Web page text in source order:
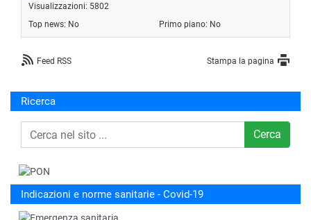
Ricerca
Cerca
Indicazioni e norme sanitarie - Covid-19
Visualizzazioni: 5802
Top news: No
Primo piano: No
Feed RSS Stampa la pagina